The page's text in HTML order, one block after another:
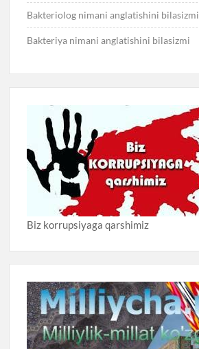
Bakteriolog nimani anglatishini bilasizmi
Bakteriya nimani anglatishini bilasizmi
Biz korrupsiyaga qarshimiz